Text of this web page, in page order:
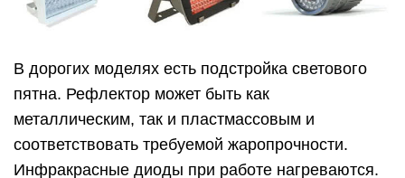
В дорогих моделях есть подстройка светового
пятна. Рефлектор может быть как
металлическим, так и пластмассовым и
соответствовать требуемой жаропрочности.
Инфракрасные диоды при работе нагреваются.